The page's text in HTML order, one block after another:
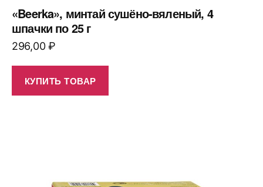
«Beerka», минтай сушёно-вяленый, 4
шпачки по 25 г
296,00₽
КУПИТЬ ТОВАР